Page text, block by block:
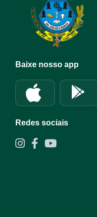
Baixe nosso app
Redes sociais